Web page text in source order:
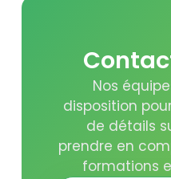
Nos
disposition
de détails
prendre en
formations